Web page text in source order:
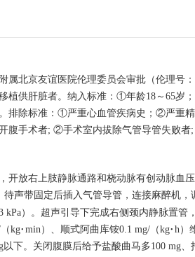
属北京友谊医院伦理委员会审批（伦理号
植供肝脏者。纳入标准：①年龄18～65
排除标准：①严重心血管疾病史；②严
腹手术者; ②手术室内拔除气管导管失败者;
开放右上肢静脉通路和桡动脉有创动脉血
声带固定后插入气管导管，连接麻醉机
kPa）。超声引导下完成右侧颈内静脉置
（kg·min）、顺式阿曲库铵0.1 mg/（
以下。关闭腹膜后给予盐酸曲马多100